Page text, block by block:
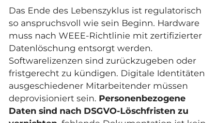
Das Ende des Lebenszyklus ist regulatorisch
so anspruchsvoll wie sein Beginn. Hardware
muss nach WEEE-Richtlinie mit zertifizierter
Datenlöschung entsorgt werden.
Softwarelizenzen sind zurückzugeben oder
fristgerecht zu kündigen. Digitale Identitäten
ausgeschiedener Mitarbeitender müssen
deprovisioniert sein. Personenbezogene
Daten sind nach DSGVO-Löschfristen zu